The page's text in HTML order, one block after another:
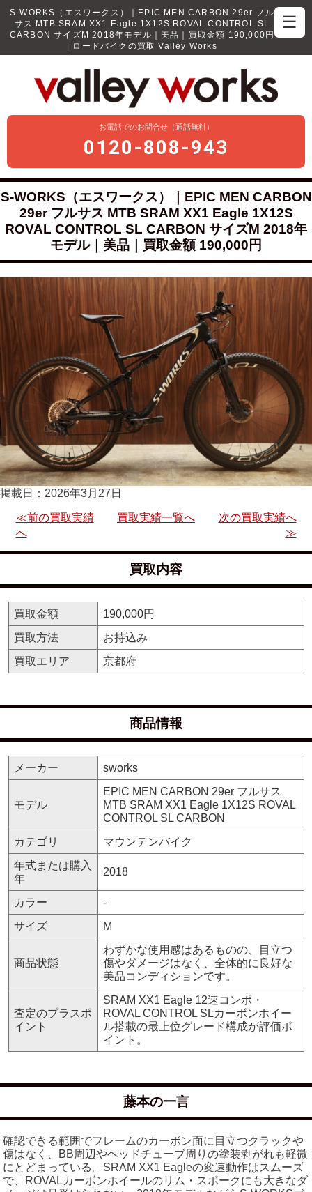
☰
S-WORKS（エスワークス）｜EPIC MEN CARBON 29er フル
サス MTB SRAM XX1 Eagle 1X12S ROVAL CONTROL SL
CARBON サイズM 2018年モデル｜美品｜買取金額 190,000円
| ロードバイクの買取 Valley Works
お電話でのお問合せ（通話無料）
0120-808-943
S-WORKS（エスワークス）｜EPIC MEN CARBON
29er フルサス MTB SRAM XX1 Eagle 1X12S
ROVAL CONTROL SL CARBON サイズM 2018年
モデル｜美品｜買取金額 190,000円
掲載日：2026年3月27日
≪前の買取実績
へ
買取実績一覧へ
次の買取実績へ
≫
買取内容
買取金額
190,000円
買取方法
お持込み
買取エリア
京都府
商品情報
メーカー sworks
モデル
EPIC MEN CARBON 29er フルサス
MTB SRAM XX1 Eagle 1X12S ROVAL
CONTROL SL CARBON
カテゴリ
マウンテンバイク
年式または購入
年
2018
カラー
-
サイズ
M
商品状態
わずかな使用感はあるものの、目立つ
傷やダメージはなく、全体的に良好な
美品コンディションです。
査定のプラスポ
イント
SRAM XX1 Eagle 12速コンポ・
ROVAL CONTROL SLカーボンホイー
ル搭載の最上位グレード構成が評価ポ
イント。
藤本の一言
確認できる範囲でフレームのカーボン面に目立つクラックや
傷はなく、BB周辺やヘッドチューブ周りの塗装剥がれも軽微
にとどまっている。SRAM XX1 Eagleの変速動作はスムーズ
で、ROVALカーボンホイールのリム・スポークにも大きなダ